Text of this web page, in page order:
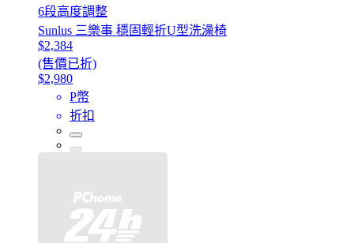
6段高度調整
Sunlus 三樂事 穩固輕折U型洗澡椅
$2,384
(售價已折)
$2,980
P幣
折扣